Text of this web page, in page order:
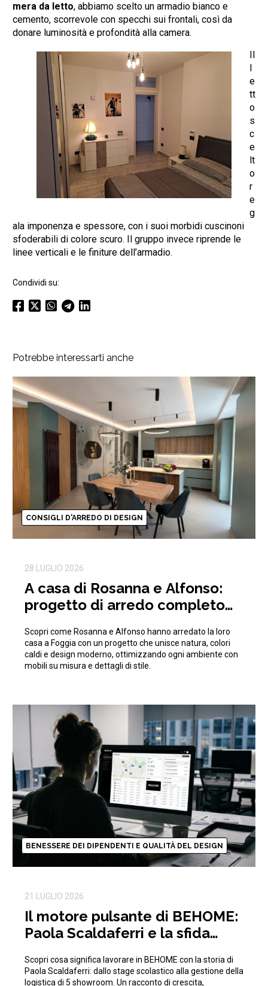
mera da letto, abbiamo scelto un armadio bianco e
cemento, scorrevole con specchi sui frontali, così da
donare luminosità e profondità alla camera.
Il
l
e
tt
o
s
c
e
lt
o
r
e
g
ala imponenza e spessore, con i suoi morbidi cuscinoni
sfoderabili di colore scuro. Il gruppo invece riprende le
linee verticali e le finiture dell’armadio.
Condividi su:
Potrebbe interessarti anche
CONSIGLI D'ARREDO DI DESIGN
28 LUGLIO 2026
A casa di Rosanna e Alfonso:
progetto di arredo completo
Scopri come Rosanna e Alfonso hanno arredato la loro
casa a Foggia con un progetto che unisce natura, colori
caldi e design moderno, ottimizzando ogni ambiente con
mobili su misura e dettagli di stile.
BENESSERE DEI DIPENDENTI E QUALITÀ DEL DESIGN
21 LUGLIO 2026
Il motore pulsante di BEHOME:
Paola Scaldaferri e la sfida
Scopri cosa significa lavorare in BEHOME con la storia di
Paola Scaldaferri: dallo stage scolastico alla gestione della
logistica di 5 showroom. Un racconto di crescita,